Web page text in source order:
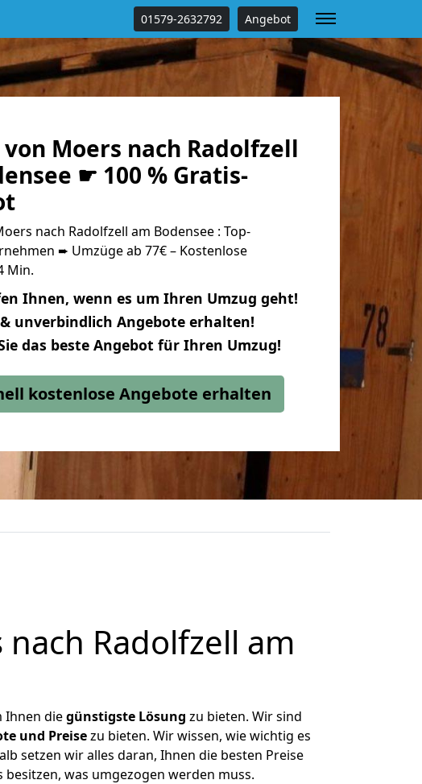
01579-2632792 Angebot
Moers nach Radolfzell
☛ 100 % Gratis-
nach Radolfzell am Bodensee : Top-
➨ Umzüge ab 77€ – Kostenlose
Min.
Ihnen, wenn es um Ihren Umzug geht!
unverbindlich Angebote erhalten!
das beste Angebot für Ihren Umzug!
kostenlose Angebote erhalten
Radolfzell am
Ihnen diegünstigste Lösung zu bieten. Wir sind
und Preisezu bieten. Wir wissen, wie wichtig es
setzen wir alles daran, Ihnen die besten Preise
was umgezogen werden muss.